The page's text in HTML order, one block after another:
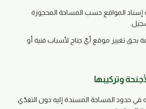
إسناد المواقع حسب المساحة المحجوزة
بحق تغيير موقع أيّ جناح لأسباب فنية أو
حدود المساحة المسندة إليه دون التعدّي